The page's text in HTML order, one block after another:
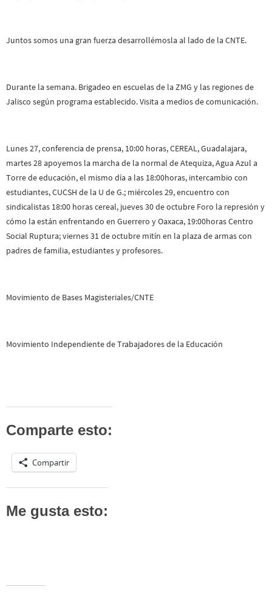
Juntos somos una gran fuerza desarrollémosla al lado de la CNTE.
Durante la semana. Brigadeo en escuelas de la ZMG y las regiones de
Jalisco según programa establecido. Visita a medios de comunicación.
Lunes 27, conferencia de prensa, 10:00 horas, CEREAL, Guadalajara,
martes 28 apoyemos la marcha de la normal de Atequiza, Agua Azul a
Torre de educación, el mismo día a las 18:00horas, intercambio con
estudiantes, CUCSH de la U de G.; miércoles 29, encuentro con
sindicalistas 18:00 horas cereal, jueves 30 de octubre Foro la represión y
cómo la están enfrentando en Guerrero y Oaxaca, 19:00horas Centro
Social Ruptura; viernes 31 de octubre mitín en la plaza de armas con
padres de familia, estudiantes y profesores.
Movimiento de Bases Magisteriales/CNTE
Movimiento Independiente de Trabajadores de la Educación
Comparte esto:
Compartir
Me gusta esto: